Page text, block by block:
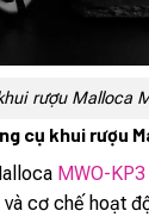
rượu Malloca
cụ khui rượu
MWO-KP3
cơ chế hoạt